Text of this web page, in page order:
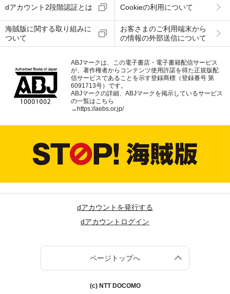
dアカウント2段階認証とは Cookieの利用について
海賊版に関する取り組みに
ついて
お客さまのご利用端末から
の情報の外部送信について
ABJマークは、この電子書店・電子書籍配信サービス
が、著作権者からコンテンツ使用許諾を得た正規版配
信サービスであることを示す登録商標（登録番号 第
6091713号）です。
ABJマークの詳細、ABJマークを掲示しているサービス
の一覧はこちら
→https://aebs.or.jp/
dアカウントを発行する
dアカウントログイン
ページトップへ
(c) NTT DOCOMO